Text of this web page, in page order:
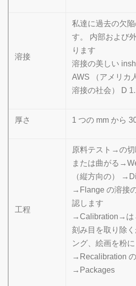
溶接
私達に過去の欠
す。 内部および
ります
溶接の美しい
AWS （アメリカ
溶接の社会） D
厚さ 1 つの mm から
工程
原料テスト→の
または曲がる
（縦方向の）
→Flange の溶接
認します
→Calibration→は
刻み目を取り除
ング、絵画を粉
→Recalibration
→Packages